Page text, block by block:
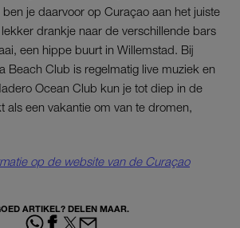
je daarvoor op Curaçao aan het juiste
drankje naar de verschillende bars
een hippe buurt in Willemstad. Bij
Beach Club is regelmatig live muziek en
Ocean Club kun je tot diep in de
als een vakantie om van te dromen,
op de website van de Curaçao
ARTIKEL? DELEN MAAR.